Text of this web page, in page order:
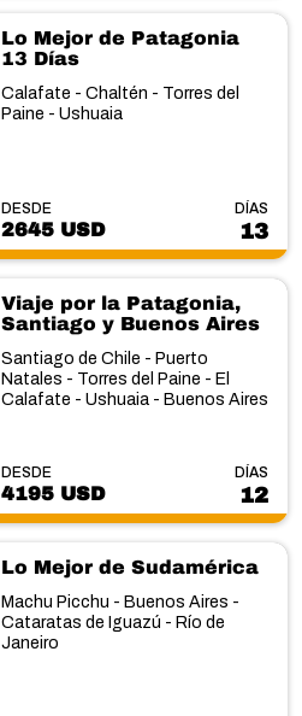
Lo Mejor de Patagonia
13 Días
Calafate - Chaltén - Torres del
Paine - Ushuaia
DESDE
2645 USD
DÍAS
13
Viaje por la Patagonia,
Santiago y Buenos Aires
Santiago de Chile - Puerto
Natales - Torres del Paine - El
Calafate - Ushuaia - Buenos Aires
DESDE
4195 USD
DÍAS
12
Lo Mejor de Sudamérica
Machu Picchu - Buenos Aires -
Cataratas de Iguazú - Río de
Janeiro